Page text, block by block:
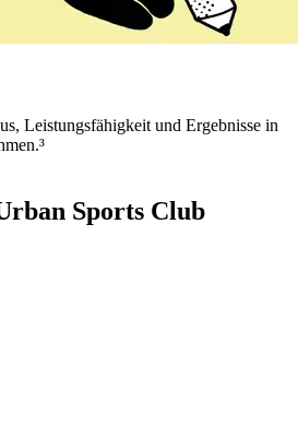
Leistungsfähigkeit und Ergebnisse in
Sports Club